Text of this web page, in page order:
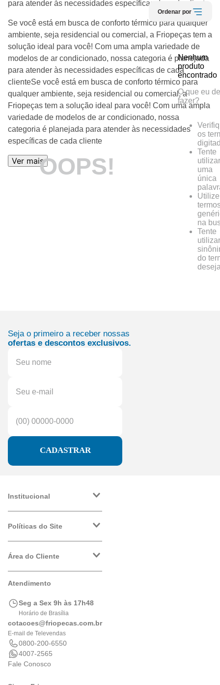
para atender às necessidades específicas de cada cliente.
Se você está em busca de conforto térmico para qualquer
ambiente, seja residencial ou comercial, a Friopeças tem a
solução ideal para você! Com uma ampla variedade de
modelos de ar condicionado, nossa categoria é planejada
para atender às necessidades específicas de cada
clienteSe você está em busca de conforto térmico para
qualquer ambiente, seja residencial ou comercial, a
Friopeças tem a solução ideal para você! Com uma ampla
variedade de modelos de ar condicionado, nossa
categoria é planejada para atender às necessidades
específicas de cada cliente
Ver mais
Ordenar por
OOPS!
Nenhum
produto
encontrado
O que eu
fazer?
os
Tente
utilizar
uma
única
Utilize
na
Tente
utilizar
do
Seja o primeiro a receber nossas
ofertas e descontos exclusivos.
CADASTRAR
Institucional
Trabalhe Conosco
Políticas do Site
Política de Privacidade
Logística
Área do Cliente
Meus Pedidos
Portal de Boletos
Atendimento
Seg a Sex 9h às 17h48
Horário de Brasília
cotacoes@friopecas.com.br
E-mail de Televendas
0800-200-6550
4007-2565
Fale Conosco